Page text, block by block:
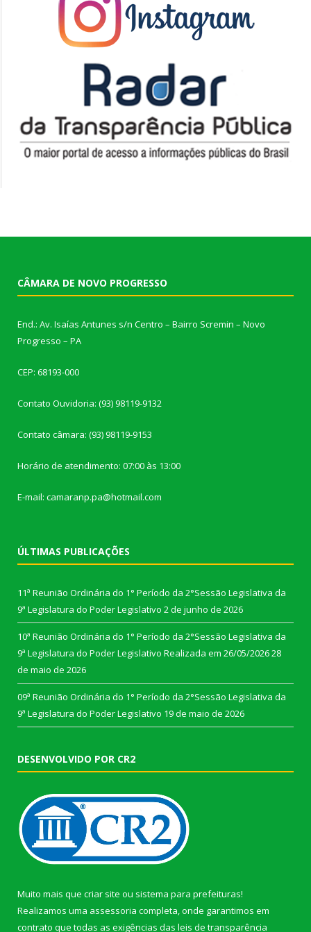
CÂMARA DE NOVO PROGRESSO
End.: Av. Isaías Antunes s/n Centro – Bairro Scremin – Novo
Progresso – PA
CEP: 68193-000
Contato Ouvidoria: (93) 98119-9132
Contato câmara: (93) 98119-9153
Horário de atendimento: 07:00 às 13:00
E-mail: camaranp.pa@hotmail.com
ÚLTIMAS PUBLICAÇÕES
11ª Reunião Ordinária do 1° Período da 2°Sessão Legislativa da
9ª Legislatura do Poder Legislativo 2 de junho de 2026
10ª Reunião Ordinária do 1° Período da 2°Sessão Legislativa da
9ª Legislatura do Poder Legislativo Realizada em 26/05/202628
de maio de 2026
09ª Reunião Ordinária do 1° Período da 2°Sessão Legislativa da
9ª Legislatura do Poder Legislativo 19 de maio de 2026
DESENVOLVIDO POR CR2
Muito mais que criar site ou sistema para prefeituras!
Realizamos uma assessoria completa, onde garantimos em
contrato que todas as exigências das leis de transparência